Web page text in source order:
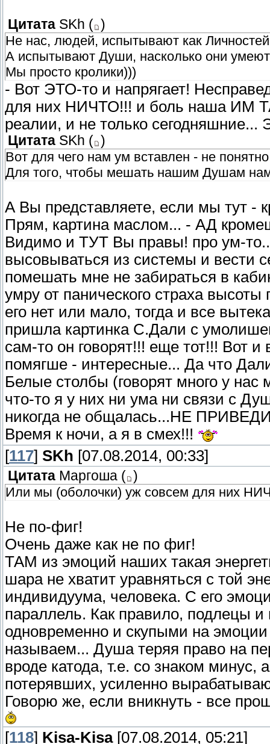
Цитата SKh ( )
Не нас, людей, испытывают как
А испытывают Души, насколько они
Мы просто кролики)))
- Вот ЭТО-то и напрягает!
для них НИЧТО!!! и боль наша ИМ
реалии, и не только
Цитата SKh ( )
Вот для чего нам ум вставлен - не
Для того, чтобы мешать нашим Душам
А Вы представляете, если мы тут -
Прям, картина маслом... - АД
Видимо и ТУТ Вы правы! про ум-
высовываться из системы и вести
помешать мне не забираться в
умру от панического страха
его нет или мало, тогда и все
пришла картинка С.Дали с
сам-то он говорят!!! еще тот!!! Вот
помягше - интересные... Да что
Белые столбы (говорят много у
что-то я у них ни ума ни связи с
никогда не общалась...НЕ
Время к ночи, а я в смех!!!
[117] SKh [07.08.2014, 00:33]
Цитата Маргоша ( )
Или мы (оболочки) уж совсем для них
Не по-фиг!
Очень даже как не по фиг!
ТАМ из эмоций наших такая
шара не хватит уравняться с той
индивидуума, человека. С его
параллель. Как правило, подлецы
одновременно и скупыми на
называем... Душа теряя право на
вроде катода, т.е. со знаком
потерявших, усиленно
Говорю же, если вникнуть - все
[118] Kisa-Kisa[07.08.2014, 05:21]